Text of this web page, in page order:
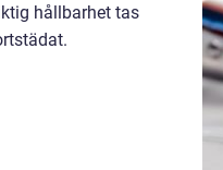
hållbarhet tas